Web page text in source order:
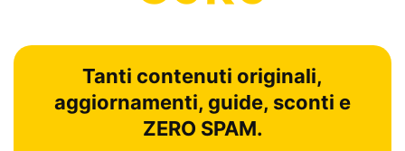
Tanti contenuti originali,
aggiornamenti, guide, sconti e
ZERO SPAM.